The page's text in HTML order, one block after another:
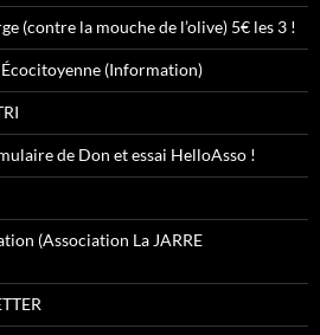
(contre la mouche de l’olive) 5€ les 3 !
Écocitoyenne (Information)
de Don et essai HelloAsso !
(Association La JARRE